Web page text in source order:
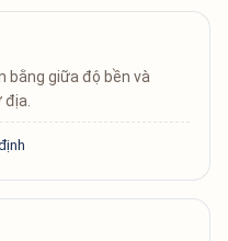
bằng giữa độ bền và